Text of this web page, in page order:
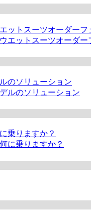
ットスーツオーダーフ
のソリューション
乗りますか？